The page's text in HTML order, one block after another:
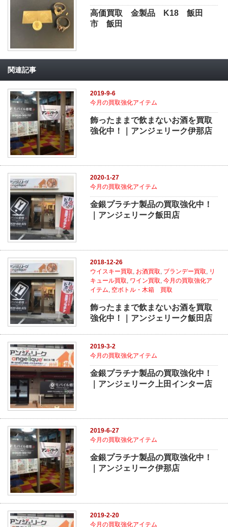
高価買取 金製品 K18 飯田
市 飯田
関連記事
2019-9-6
今月の買取強化アイテム
飾ったままで飲まないお酒を買取
強化中！｜アンジェリーク伊那店
2020-1-27
今月の買取強化アイテム
金銀プラチナ製品の買取強化中！
｜アンジェリーク飯田店
2018-12-26
ウイスキー買取 お酒買取 ブランデー買取
リ
キュール買取 ワイン買取 ,今月の買取強化ア
イテム 空ボトル・木箱 買取
飾ったままで飲まないお酒を買取
強化中！｜アンジェリーク飯田店
2019-3-2
今月の買取強化アイテム
金銀プラチナ製品の買取強化中！
｜アンジェリーク上田インター店
2019-6-27
今月の買取強化アイテム
金銀プラチナ製品の買取強化中！
｜アンジェリーク伊那店
2019-2-20
今月の買取強化アイテム